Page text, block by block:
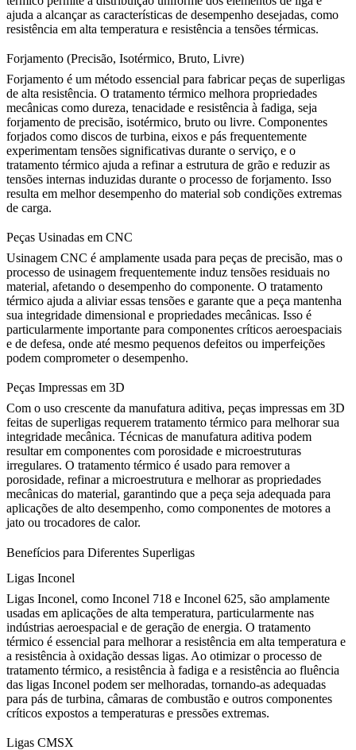
ajuda a alcançar as características de desempenho desejadas, como
resistência em alta temperatura e resistência a tensões térmicas.
Forjamento (Precisão, Isotérmico, Bruto, Livre)
Forjamento é um método essencial para fabricar peças de superligas
de alta resistência. O tratamento térmico melhora propriedades
mecânicas como dureza, tenacidade e resistência à fadiga, seja
forjamento de precisão, isotérmico, bruto ou livre. Componentes
forjados como discos de turbina, eixos e pás frequentemente
experimentam tensões significativas durante o serviço, e o
tratamento térmico ajuda a refinar a estrutura de grão e reduzir as
tensões internas induzidas durante o processo de forjamento. Isso
resulta em melhor desempenho do material sob condições extremas
de carga.
Peças Usinadas em CNC
Usinagem CNC é amplamente usada para peças de precisão, mas o
processo de usinagem frequentemente induz tensões residuais no
material, afetando o desempenho do componente. O tratamento
térmico ajuda a aliviar essas tensões e garante que a peça mantenha
sua integridade dimensional e propriedades mecânicas. Isso é
particularmente importante para componentes críticos aeroespaciais
e de defesa, onde até mesmo pequenos defeitos ou imperfeições
podem comprometer o desempenho.
Peças Impressas em 3D
Com o uso crescente da manufatura aditiva, peças impressas em 3D
feitas de superligas requerem tratamento térmico para melhorar sua
integridade mecânica. Técnicas de manufatura aditiva podem
resultar em componentes com porosidade e microestruturas
irregulares. O tratamento térmico é usado para remover a
porosidade, refinar a microestrutura e melhorar as propriedades
mecânicas do material, garantindo que a peça seja adequada para
aplicações de alto desempenho, como componentes de motores a
jato ou trocadores de calor.
Benefícios para Diferentes Superligas
Ligas Inconel
Ligas Inconel, como Inconel 718 e Inconel 625, são amplamente
usadas em aplicações de alta temperatura, particularmente nas
indústrias aeroespacial e de geração de energia. O tratamento
térmico é essencial para melhorar a resistência em alta temperatura e
a resistência à oxidação dessas ligas. Ao otimizar o processo de
tratamento térmico, a resistência à fadiga e a resistência ao fluência
das ligas Inconel podem ser melhoradas, tornando-as adequadas
para pás de turbina, câmaras de combustão e outros componentes
críticos expostos a temperaturas e pressões extremas.
Ligas CMSX